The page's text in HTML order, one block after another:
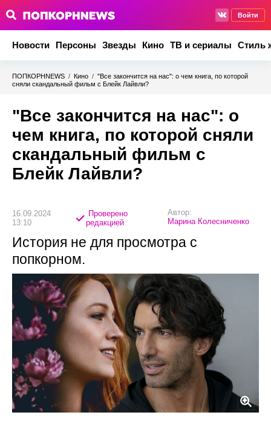
Войти
Новости Персоны Звезды Кино ТВ и сериалы Стиль
ПОПКОРНNEWS / Кино / "Все закончится на нас": о чем книга, по которой
сняли скандальный фильм с Блейк Лайвли?
"Все закончится на нас": о
чем книга, по которой сняли
скандальный фильм с
Блейк Лайвли?
16.09.2024
13:10
Проверено
редакцией
Автор:
Марина Колесниченко
История не для просмотра с
попкорном.